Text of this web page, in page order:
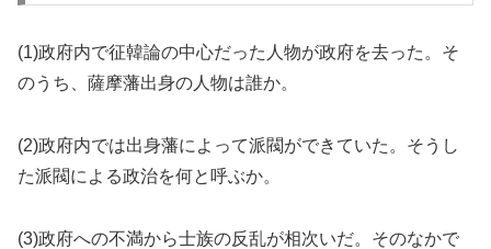
(1)政府内で征韓論の中心だった人物が政府を去った。そ
のうち、薩摩藩出身の人物は誰か。
(2)政府内では出身藩によって派閥ができていた。そうし
た派閥による政治を何と呼ぶか。
(3)政府への不満から士族の反乱が相次いだ。そのなかで